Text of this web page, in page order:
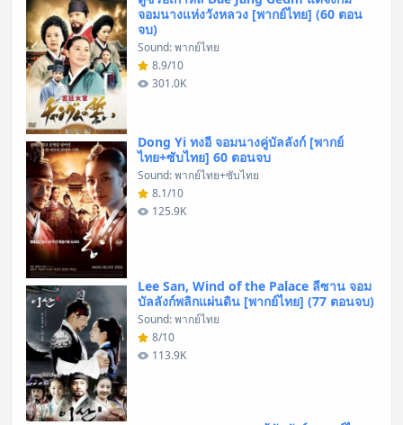
จอมนางแห่งวังหลวง [พากย์ไทย] (60 ตอน
จบ)
Sound: พากย์ไทย
8.9/10
301.0K
Dong Yi ทงอี จอมนางคู่บัลลังก์ [พากย์
ไทย+ซับไทย] 60 ตอนจบ
Sound: พากย์ไทย+ซับไทย
8.1/10
125.9K
Lee San, Wind of the Palace ลีซาน จอม
บัลลังก์พลิกแผ่นดิน [พากย์ไทย] (77 ตอนจบ)
Sound: พากย์ไทย
8/10
113.9K